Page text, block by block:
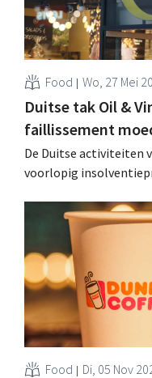
Food Wo, 27 Mei
Duitse tak Oil &
faillissement
De Duitse activiteiten
voorlopig
Duitsland vroeg
het faillissement van
april. .
Food Di, 05 Nov